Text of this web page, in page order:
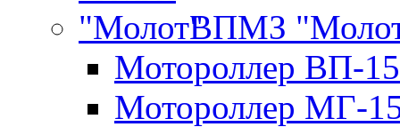
ВПМЗ
Мотороллер ВП-
Мотороллер МГ-